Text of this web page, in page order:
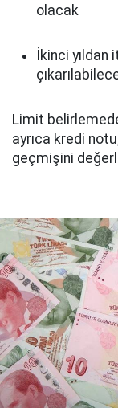
olacak
İkinci
Limit
ayrıca kredi
geçmişini